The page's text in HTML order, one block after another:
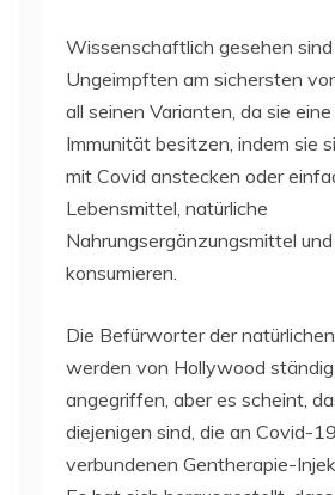
Wissenschaftlich gesehen sind
Ungeimpften am sichersten
all seinen Varianten, da sie
Immunität besitzen, indem sie
mit Covid anstecken oder
Lebensmittel, natürliche
Nahrungsergänzungsmittel
konsumieren.
Die Befürworter der
werden von Hollywood
angegriffen, aber es scheint,
diejenigen sind, die an Covid-
verbundenen Gentherapie-